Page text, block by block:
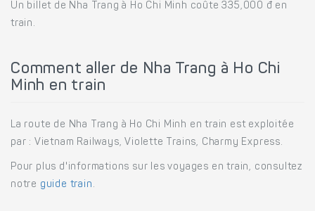
Un billet de Nha Trang à Ho Chi Minh coûte 335,000 đ en
train.
Comment aller de Nha Trang à Ho Chi
Minh en train
La route de Nha Trang à Ho Chi Minh en train est exploitée
par : Vietnam Railways, Violette Trains, Charmy Express.
Pour plus d'informations sur les voyages en train, consultez
notre guide train .